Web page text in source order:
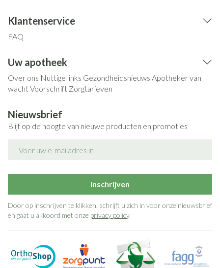
Klantenservice
FAQ
Uw apotheek
Over ons Nuttige links Gezondheidsnieuws Apotheker van
wachtVoorschrift Zorgtarieven
Nieuwsbrief
Blijf op de hoogte van nieuwe producten en promoties
Inschrijven
Door op inschrijven te klikken, schrijft u zich in voor onze nieuwsbrief
en gaat u akkoord met onze privacy policy.